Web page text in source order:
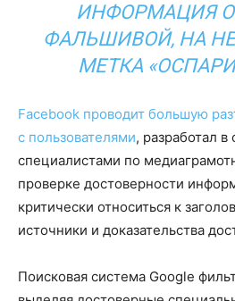
ИНФОРМАЦИЯ
ФАЛЬШИВОЙ, НА
МЕТКА
Facebook проводит большую
с пользователями, разработал в
специалистами по
проверке достоверности
критически относиться к
источники и доказательства
Поисковая система Google